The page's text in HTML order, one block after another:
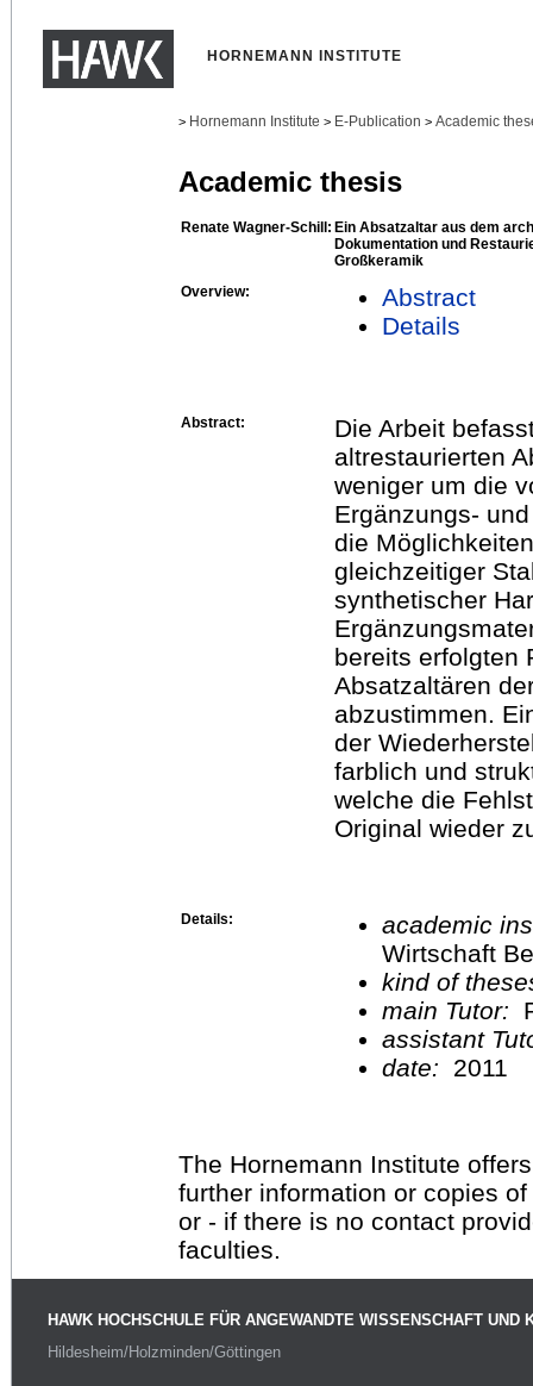
HORNEMANN INSTITUTE
> Hornemann Institute > E-Publication > Academic
Academic thesis
Renate Wagner-Schill: Ein Absatzaltar aus dem
Dokumentation und
Großkeramik
Overview:
Abstract
Details
Abstract:
Die Arbeit
altrestaurierten
weniger um die
Ergänzungs-
die
gleichzeitiger
synthetischer
bereits erfolgten
Absatzaltären
abzustimmen.
der
farblich und
welche die
Original wieder
Details:
academic
Wirtschaft
kind of
main Tutor:
assistant
date:
2011
The Hornemann Institute
further information or copies
or - if there is no contact
faculties.
HAWK HOCHSCHULE FÜR ANGEWANDTE WISSENSCHAFT UND
Hildesheim/Holzminden/Göttingen